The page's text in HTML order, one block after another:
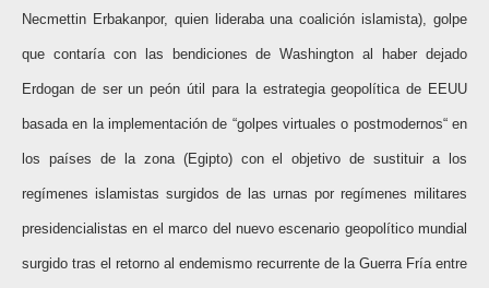
Necmettin Erbakanpor, quien lideraba una coalición islamista), golpe
que contaría con las bendiciones de Washington al haber dejado
Erdogan de ser un peón útil para la estrategia geopolítica de EEUU
basada en la implementación de “golpes virtuales o postmodernos“ en
los países de la zona (Egipto) con el objetivo de sustituir a los
regímenes islamistas surgidos de las urnas por regímenes militares
presidencialistas en el marco del nuevo escenario geopolítico mundial
surgido tras el retorno al endemismo recurrente de la Guerra Fría entre